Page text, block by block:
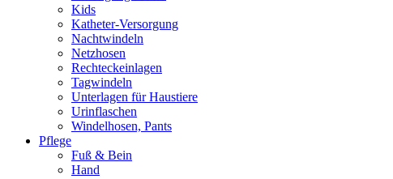
Kids
Katheter-Versorgung
Nachtwindeln
Netzhosen
Rechteckeinlagen
Tagwindeln
Unterlagen für Haustiere
Urinflaschen
Windelhosen, Pants
Pflege
Fuß & Bein
Hand